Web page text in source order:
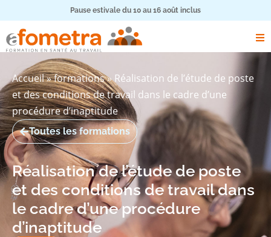
Pause estivale du 10 au 16 août inclus
Accueil»formations»Réalisation de l’étude de poste
et des conditions de travail dans le cadre d’une
procédure d’inaptitude
Toutes les formations
Réalisation de l’étude de poste
et des conditions de travail dans
le cadre d’une procédure
d’inaptitude